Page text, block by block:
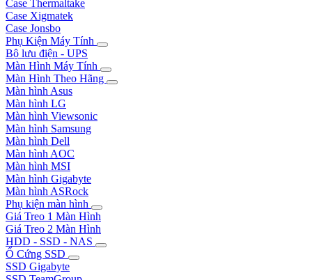
Case Thermaltake
Case Xigmatek
Case Jonsbo
Phụ Kiện Máy Tính
Bộ lưu điện - UPS
Màn Hình Máy Tính
Màn Hình Theo Hãng
Màn hình Asus
Màn hình LG
Màn hình Viewsonic
Màn hình Samsung
Màn hình Dell
Màn hình AOC
Màn hình MSI
Màn hình Gigabyte
Màn hình ASRock
Phụ kiện màn hình
Giá Treo 1 Màn Hình
Giá Treo 2 Màn Hình
HDD - SSD - NAS
Ổ Cứng SSD
SSD Gigabyte